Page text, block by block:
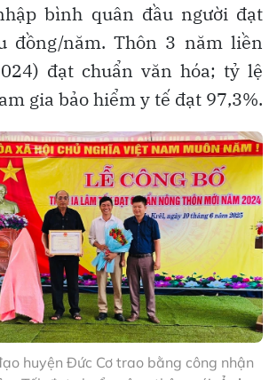
bình quân đầu người đạt
đồng/năm. Thôn 3 năm liền
đạt chuẩn văn hóa; tỷ lệ
gia bảo hiểm y tế đạt 97,3%.
huyện Đức Cơ trao bằng công nhận